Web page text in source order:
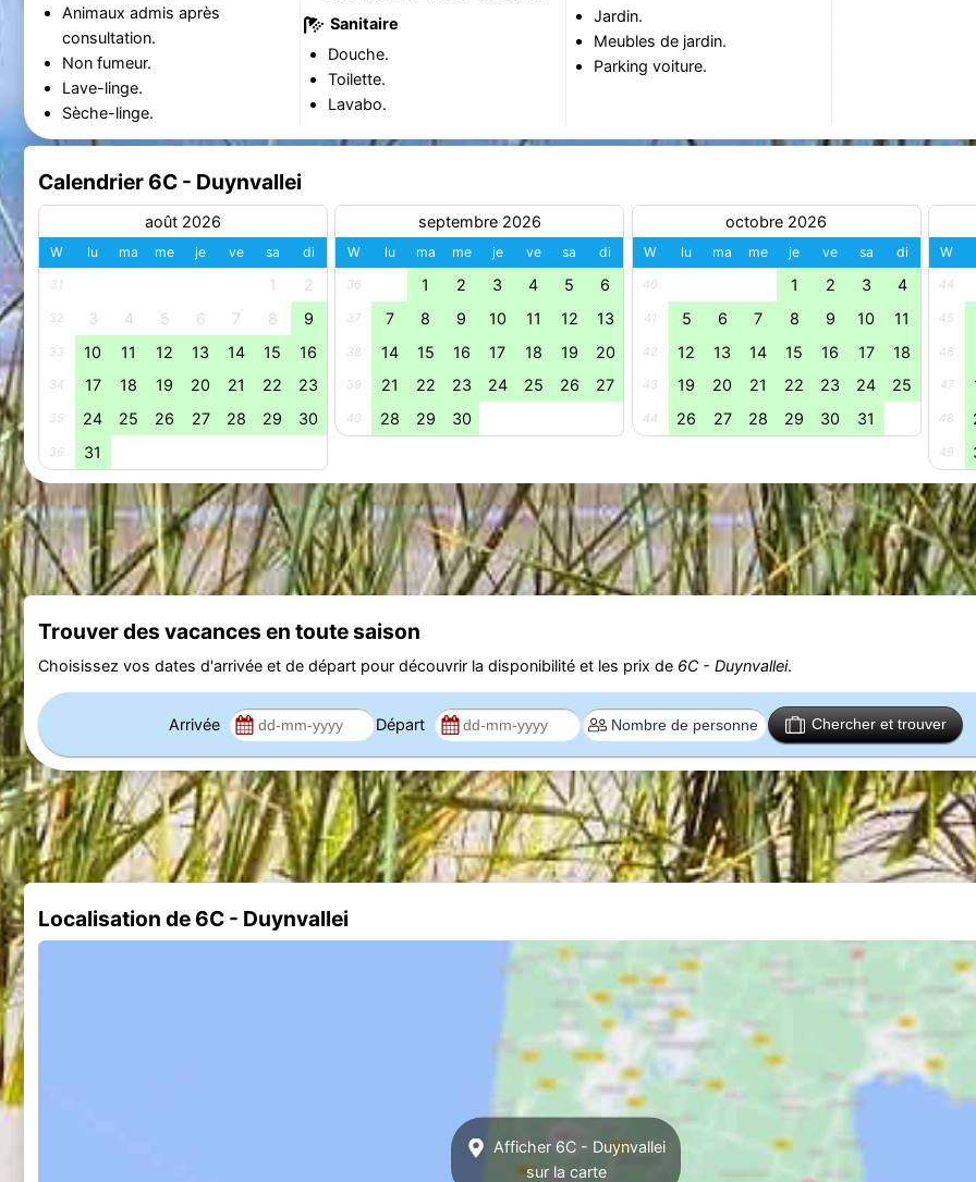
Animaux admis après
consultation.
Non fumeur.
Lave-linge.
Sèche-linge.
Sanitaire
Douche.
Toilette.
Lavabo.
Jardin.
Meubles de jardin.
Parking voiture.
Calendrier 6C - Duynvallei
août 2026
W lu ma me je ve sa di
31 1 2
32 3 4 5 6 7 8 9
33 10 11 12 13 14 15 16
34 17 18 19 20 21 22 23
35 24 25 26 27 28 29 30
36 31
septembre 2026
W lu ma me je ve sa di
36 1 2 3 4 5 6
37 7 8 9 10 11 12 13
38 14 15 16 17 18 19 20
39 21 22 23 24 25 26 27
40 28 29 30
octobre 2026
W lu ma me je ve sa di
40 1 2 3 4
41 5 6 7 8 9 10 11
42 12 13 14 15 16 17 18
43 19 20 21 22 23 24 25
44 26 27 28 29 30 31
W
44
45
46
47
48
49
Trouver des vacances en toute saison
Choisissez vos dates d'arrivée et de départ pour découvrir la disponibilité et les prix de 6C - Duynvallei.
Arrivée Départ Chercher et trouver
Localisation de 6C - Duynvallei
Afficher 6C - Duynvallei
sur la carte